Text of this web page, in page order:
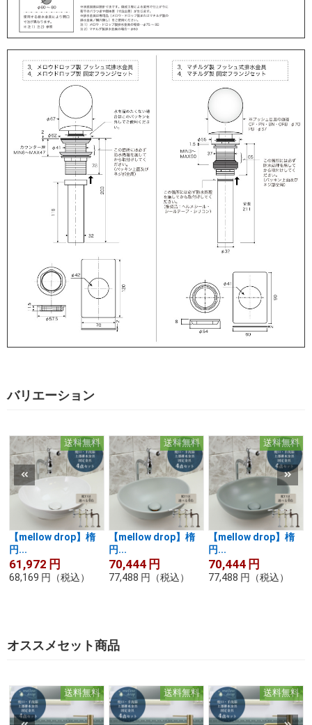
バリエーション
送料無料
【mellow drop】楕
円...
61,972 円
68,169 円 （税込）
送料無料
【mellow drop】楕
円...
70,444 円
77,488 円 （税込）
送料無料
【mellow drop】楕
円...
70,444 円
77,488 円 （税込）
オススメセット商品
送料無料 送料無料 送料無料